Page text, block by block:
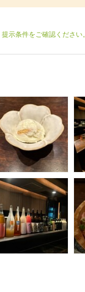
示条件をご確認ください。